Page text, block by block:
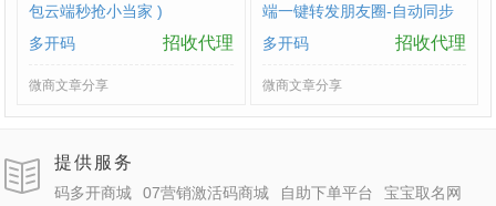
包云端秒抢小当家 )
多开码
招收代理
微商文章分享
端一键转发朋友圈-自动同步
跟随转发朋友圈软件yun
多开码 招收代理
微商文章分享
提供服务
码多开商城 07营销激活码商城 自助下单平台
宝宝取名网